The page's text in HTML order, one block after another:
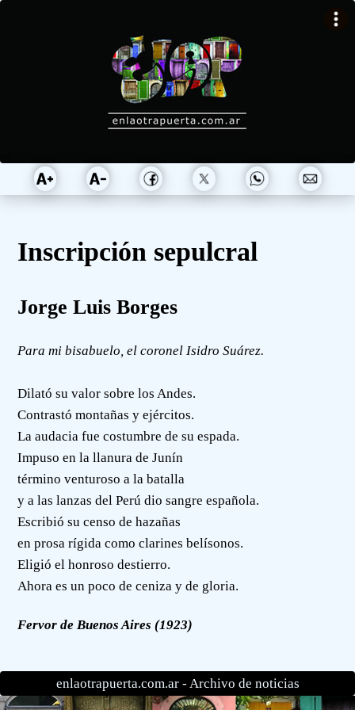
Inscripción sepulcral
Jorge Luis Borges
Para mi bisabuelo, el coronel Isidro Suárez.
Dilató su valor sobre los Andes.
Contrastó montañas y ejércitos.
La audacia fue costumbre de su espada.
Impuso en la llanura de Junín
término venturoso a la batalla
y a las lanzas del Perú dio sangre española.
Escribió su censo de hazañas
en prosa rígida como clarines belísonos.
Eligió el honroso destierro.
Ahora es un poco de ceniza y de gloria.
Fervor de Buenos Aires (1923)
enlaotrapuerta.com.ar - Archivo de noticias